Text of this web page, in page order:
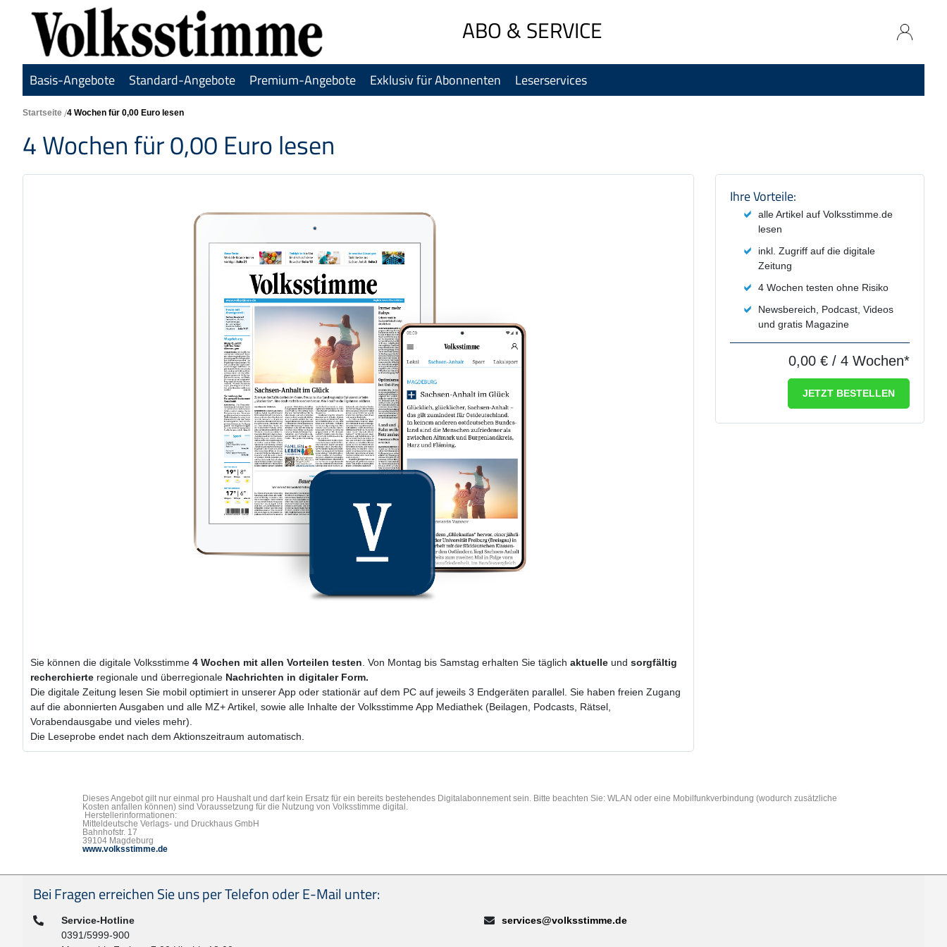
Navigation
zu:
ABO & SERVICE
Basis-Angebote Standard-Angebote Premium-Angebote Exklusiv für Abonnenten Leserservices
Startseite 4 Wochen für 0,00 Euro lesen
4 Wochen für 0,00 Euro lesen
Sie können die digitale Volksstimme 4 Wochen mit allen Vorteilen testen . Von Montag bis Samstag erhalten Sie täglich aktuelle und sorgfältig
recherchierte regionale und überregionale Nachrichten in digitaler Form.
Die digitale Zeitung lesen Sie mobil optimiert in unserer App oder stationär auf dem PC auf jeweils 3 Endgeräten parallel. Sie haben freien Zugang
auf die abonnierten Ausgaben und alle MZ+ Artikel, sowie alle Inhalte der Volksstimme App Mediathek (Beilagen, Podcasts, Rätsel,
Vorabendausgabe und vieles mehr).
Die Leseprobe endet nach dem Aktionszeitraum automatisch.
Produktzusammenfassung
Ihre Vorteile:
alle Artikel auf Volksstimme.de
lesen
inkl. Zugriff auf die digitale
Zeitung
4 Wochen testen ohne Risiko
Newsbereich, Podcast, Videos
und gratis Magazine
0,00 € / 4 Wochen*
JETZT BESTELLEN
Dieses Angebot gilt nur einmal pro Haushalt und darf kein Ersatz für ein bereits bestehendes Digitalabonnement sein. Bitte beachten Sie: WLAN oder eine Mobilfunkverbindung (wodurch zusätzliche
Kosten anfallen können) sind Voraussetzung für die Nutzung von Volksstimme digital.
Herstellerinformationen:
Mitteldeutsche Verlags- und Druckhaus GmbH
Bahnhofstr. 17
39104 Magdeburg
www.volksstimme.de
Seitenfußbereich
Bei Fragen erreichen Sie uns per Telefon oder E-Mail unter:
Telefon:Service-Hotline
0391/5999-900
E-Mail:services@volksstimme.de